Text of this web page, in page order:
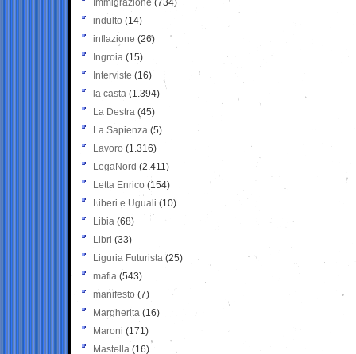
Immigrazione (734)
indulto (14)
inflazione (26)
Ingroia (15)
Interviste (16)
la casta (1.394)
La Destra (45)
La Sapienza (5)
Lavoro (1.316)
LegaNord (2.411)
Letta Enrico (154)
Liberi e Uguali (10)
Libia (68)
Libri (33)
Liguria Futurista (25)
mafia (543)
manifesto (7)
Margherita (16)
Maroni (171)
Mastella (16)